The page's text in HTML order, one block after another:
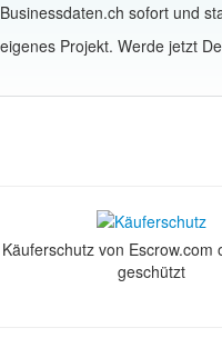
Businessdaten.ch sofort und
eigenes Projekt. Werde jetzt
von Escrow.com
geschützt